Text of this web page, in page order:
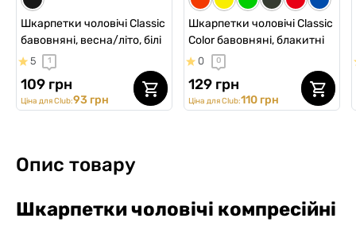
Шкарпетки чоловічі Classic
бавовняні, весна/літо, білі
5 1
109 грн
Ціна для Club:93 грн
Шкарпетки чоловічі Classic
Color бавовняні, блакитні
0 0
129 грн
Ціна для Club:110 грн
Опис товару
Шкарпетки чоловічі компресійні